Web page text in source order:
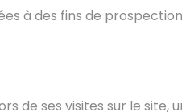
à des fins de
de ses visites sur le